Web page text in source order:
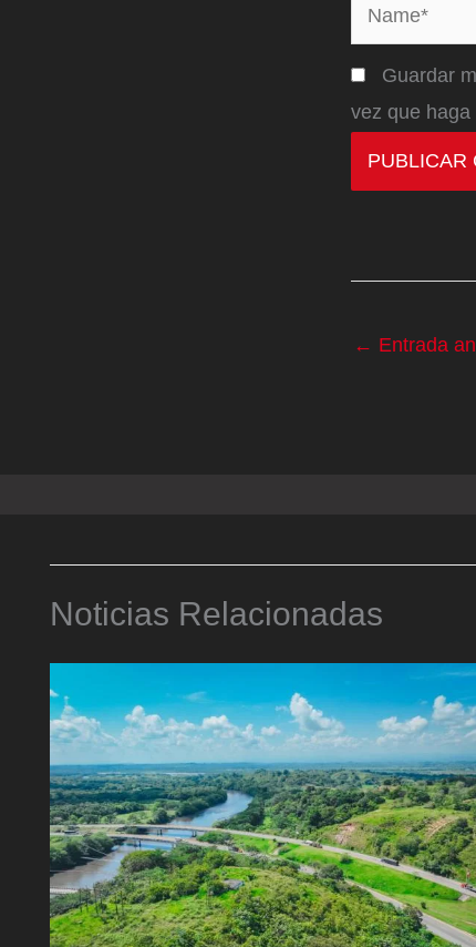
Name*
Guardar
vez que
← Entrada
Noticias Relacionadas